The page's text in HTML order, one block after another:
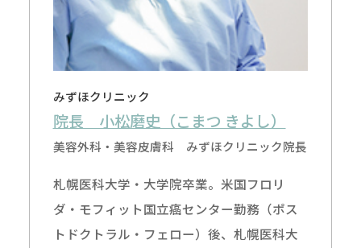
みずほクリニック
院長 小松磨史（こまつ きよし）
美容外科・美容皮膚科 みずほクリニック院長
札幌医科大学・大学院卒業。米国フロリ
ダ・モフィット国立癌センター勤務（ポス
トドクトラル・フェロー）後、札幌医科大